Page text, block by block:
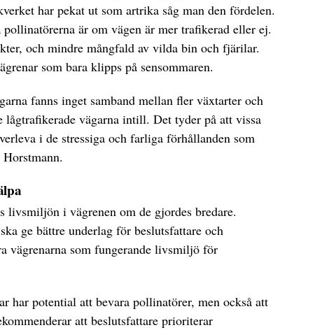
har pekat ut som artrika såg man den fördelen.
är om vägen är mer trafikerad eller ej.
och mindre mångfald av vilda bin och fjärilar.
som bara klipps på sensommaren.
fanns inget samband mellan fler växtarter och
vägarna intill. Det tyder på att vissa
i de stressiga och farliga förhållanden som
livsmiljön i vägrenen om de gjordes bredare.
ge bättre underlag för beslutsfattare och
vägrenarna som fungerande livsmiljö för
har potential att bevara pollinatörer, men också att
att beslutsfattare prioriterar